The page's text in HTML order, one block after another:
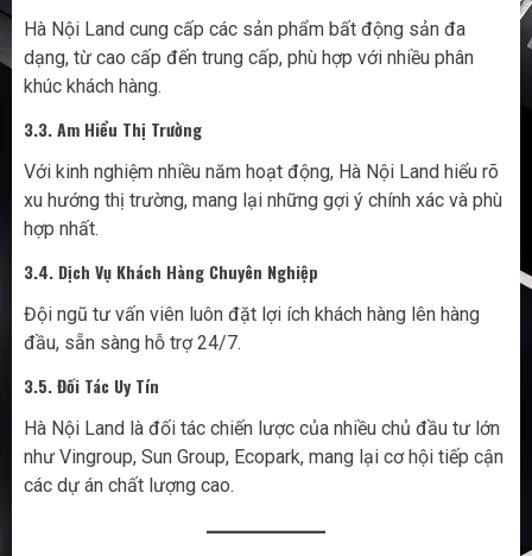
Hà Nội Land cung cấp các sản phẩm bất động sản đa
dạng, từ cao cấp đến trung cấp, phù hợp với nhiều phân
khúc khách hàng.
3.3. Am Hiểu Thị Trường
Với kinh nghiệm nhiều năm hoạt động, Hà Nội Land hiểu rõ
xu hướng thị trường, mang lại những gợi ý chính xác và phù
hợp nhất.
3.4. Dịch Vụ Khách Hàng Chuyên Nghiệp
Đội ngũ tư vấn viên luôn đặt lợi ích khách hàng lên hàng
đầu, sẵn sàng hỗ trợ 24/7.
3.5. Đối Tác Uy Tín
Hà Nội Land là đối tác chiến lược của nhiều chủ đầu tư lớn
như Vingroup, Sun Group, Ecopark, mang lại cơ hội tiếp cận
các dự án chất lượng cao.